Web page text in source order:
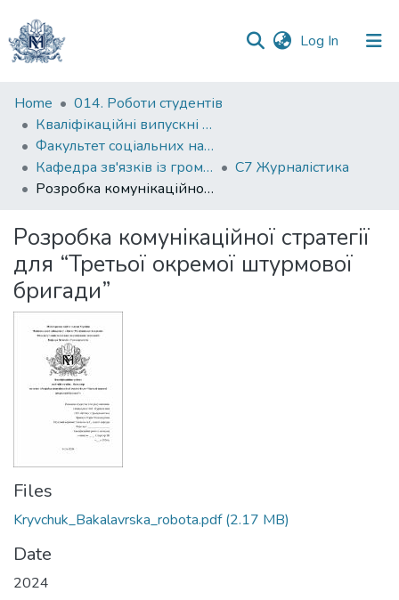
Log In (current)
Communities
&
Collections
All of DSpace
Statistics
Home
014. Роботи студентів
Кваліфікаційні випускні роботи здобувачів вищої освіти бакалаврських програм
Факультет соціальних наук і соціальних технологій
Кафедра зв'язків із громадськістю
С7 Журналістика
Розробка комунікаційної стратегії для “Третьої окремої штурмової бригади”
Розробка комунікаційної стратегії
для “Третьої окремої штурмової
бригади”
Files
Kryvchuk_Bakalavrska_robota.pdf(2.17 MB)
Date
2024